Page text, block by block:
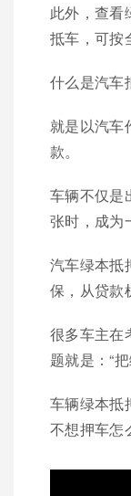
此外，查看
抵车，可按
什么是汽车
就是以汽车
款。
车辆不仅是
张时，成为
汽车绿本抵
保，从贷款
很多车主在
题就是：“
车辆绿本抵
不想押车怎